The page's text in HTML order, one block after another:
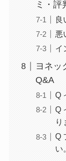
ミ・評
良
悪
イ
ヨネッ
Q&A
Q
Q
り
Q
い。